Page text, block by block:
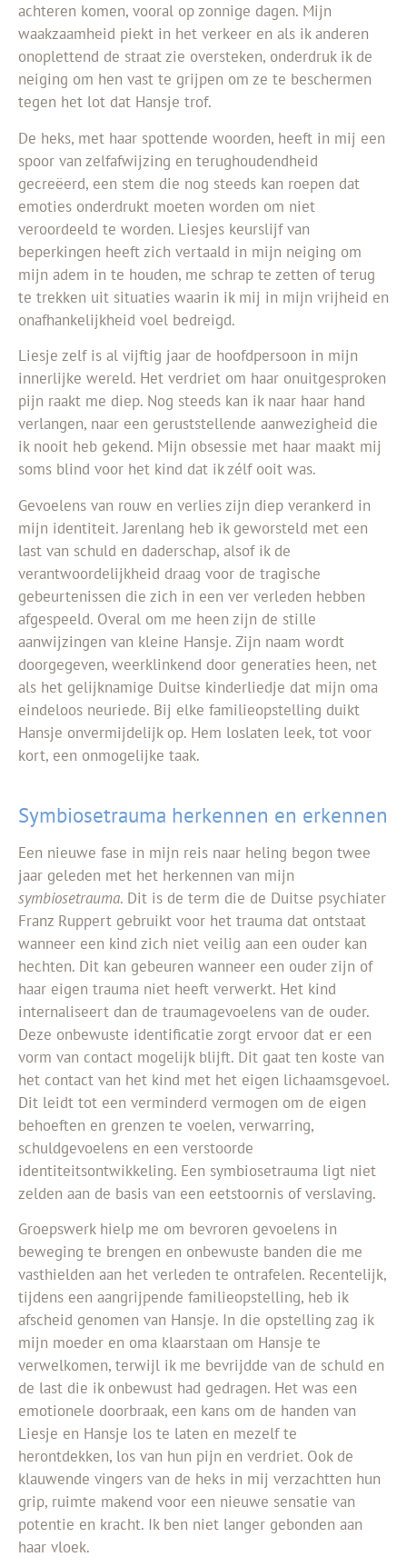
achteren komen, vooral op zonnige dagen. Mijn
waakzaamheid piekt in het verkeer en als ik anderen
onoplettend de straat zie oversteken, onderdruk ik de
neiging om hen vast te grijpen om ze te beschermen
tegen het lot dat Hansje trof.
De heks, met haar spottende woorden, heeft in mij een
spoor van zelfafwijzing en terughoudendheid
gecreëerd, een stem die nog steeds kan roepen dat
emoties onderdrukt moeten worden om niet
veroordeeld te worden. Liesjes keurslijf van
beperkingen heeft zich vertaald in mijn neiging om
mijn adem in te houden, me schrap te zetten of terug
te trekken uit situaties waarin ik mij in mijn vrijheid en
onafhankelijkheid voel bedreigd.
Liesje zelf is al vijftig jaar de hoofdpersoon in mijn
innerlijke wereld. Het verdriet om haar onuitgesproken
pijn raakt me diep. Nog steeds kan ik naar haar hand
verlangen, naar een geruststellende aanwezigheid die
ik nooit heb gekend. Mijn obsessie met haar maakt mij
soms blind voor het kind dat ik zélf ooit was.
Gevoelens van rouw en verlies zijn diep verankerd in
mijn identiteit. Jarenlang heb ik geworsteld met een
last van schuld en daderschap, alsof ik de
verantwoordelijkheid draag voor de tragische
gebeurtenissen die zich in een ver verleden hebben
afgespeeld. Overal om me heen zijn de stille
aanwijzingen van kleine Hansje. Zijn naam wordt
doorgegeven, weerklinkend door generaties heen, net
als het gelijknamige Duitse kinderliedje dat mijn oma
eindeloos neuriede. Bij elke familieopstelling duikt
Hansje onvermijdelijk op. Hem loslaten leek, tot voor
kort, een onmogelijke taak.
Symbiosetrauma herkennen en erkennen
Een nieuwe fase in mijn reis naar heling begon twee
jaar geleden met het herkennen van mijn
symbiosetrauma. Dit is de term die de Duitse psychiater
Franz Ruppert gebruikt voor het trauma dat ontstaat
wanneer een kind zich niet veilig aan een ouder kan
hechten. Dit kan gebeuren wanneer een ouder zijn of
haar eigen trauma niet heeft verwerkt. Het kind
internaliseert dan de traumagevoelens van de ouder.
Deze onbewuste identificatie zorgt ervoor dat er een
vorm van contact mogelijk blijft. Dit gaat ten koste van
het contact van het kind met het eigen lichaamsgevoel.
Dit leidt tot een verminderd vermogen om de eigen
behoeften en grenzen te voelen, verwarring,
schuldgevoelens en een verstoorde
identiteitsontwikkeling. Een symbiosetrauma ligt niet
zelden aan de basis van een eetstoornis of verslaving.
Groepswerk hielp me om bevroren gevoelens in
beweging te brengen en onbewuste banden die me
vasthielden aan het verleden te ontrafelen. Recentelijk,
tijdens een aangrijpende familieopstelling, heb ik
afscheid genomen van Hansje. In die opstelling zag ik
mijn moeder en oma klaarstaan om Hansje te
verwelkomen, terwijl ik me bevrijdde van de schuld en
de last die ik onbewust had gedragen. Het was een
emotionele doorbraak, een kans om de handen van
Liesje en Hansje los te laten en mezelf te
herontdekken, los van hun pijn en verdriet. Ook de
klauwende vingers van de heks in mij verzachtten hun
grip, ruimte makend voor een nieuwe sensatie van
potentie en kracht. Ik ben niet langer gebonden aan
haar vloek.